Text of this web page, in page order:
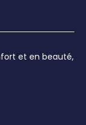
et en beauté,